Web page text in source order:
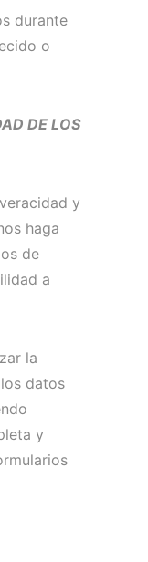
durante
o
DE LOS
y
haga
de
a
la
datos
y